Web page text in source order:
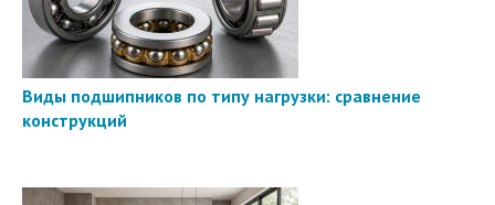
Виды подшипников по типу нагрузки: сравнение
конструкций